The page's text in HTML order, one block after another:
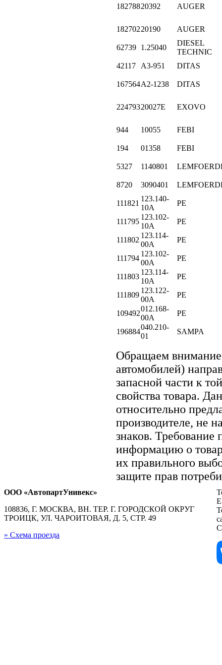
18278820392 AUGER
18270220190 AUGER
62739 1.25040
DIESEL
TECHNIC
42117
A3-951 DITAS
167564A2-1238 DITAS
22479320027E EXOVO
944 10055 FEBI
194 01358 FEBI
5327 1140801
8720 3090401
111821
123.140-
10A
PE
111795
123.102-
10A
PE
111802
123.114-
00A
PE
111794
123.102-
00A
PE
111803
123.114-
10A
PE
111809
123.122-
00A
PE
109492
012.168-
00A
PE
196884
040.210-
01
SAMPA
Обращаем
автомобилей)
запасной части к
свойства товара.
относительно
производителе, не
знаков. Требование
информацию о
их правильного
защите прав
ООО «АвтопартУнивекс»
108836, Г. МОСКВА, ВН. ТЕР. Г. ГОРОДСКОЙ ОКРУГ
ТРОИЦК, УЛ. ЧАРОИТОВАЯ, Д. 5, СТР. 49
» Схема проезда